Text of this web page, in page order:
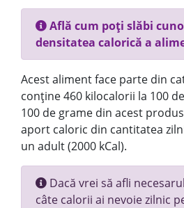
Află cum poți slăbi
densitatea calorică a
Acest aliment face parte din
conține 460 kilocalorii la 100
100 de grame din acest
aport caloric din cantitatea
un adult (2000 kCal).
Dacă vrei să afli
câte calorii ai nevoie zilnic